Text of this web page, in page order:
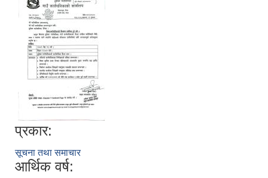
प्रकार:
सूचना तथा समाचार
आर्थिक वर्ष: